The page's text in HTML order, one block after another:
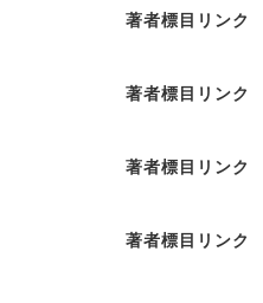
著者標目リンク
著者標目リンク
著者標目リンク
著者標目リンク